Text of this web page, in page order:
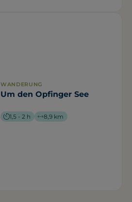
WANDERUNG
Um den Opfinger See
1,5 - 2 h 8,9 km